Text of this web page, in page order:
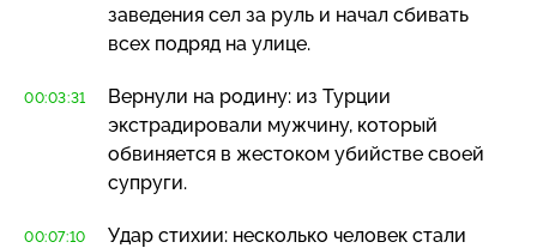
заведения сел за руль и начал сбивать
всех подряд на улице.
00:03:31
Вернули на родину: из Турции
экстрадировали мужчину, который
обвиняется в жестоком убийстве своей
супруги.
00:07:10
Удар стихии: несколько человек стали